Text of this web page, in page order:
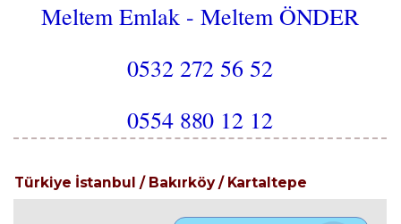
Meltem Emlak - Meltem ÖNDER
0532 272 56 52
0554 880 12 12
Türkiye İstanbul / Bakırköy/ Kartaltepe